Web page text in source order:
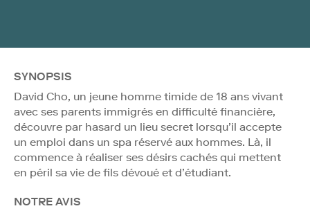
SYNOPSIS
David Cho, un jeune homme timide de 18 ans vivant
avec ses parents immigrés en difficulté financière,
découvre par hasard un lieu secret lorsqu’il accepte
un emploi dans un spa réservé aux hommes. Là, il
commence à réaliser ses désirs cachés qui mettent
en péril sa vie de fils dévoué et d’étudiant.
NOTRE AVIS